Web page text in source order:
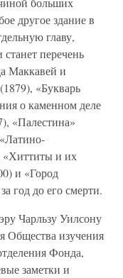
другое здание в
главу,
перечень
Маккавей и
«Букварь
о каменном деле
«Палестина»
«Хиттиты и их
и «Город
год до его смерти.
Чарльзу Уилсону
Общества изучения
Фонда,
заметки и